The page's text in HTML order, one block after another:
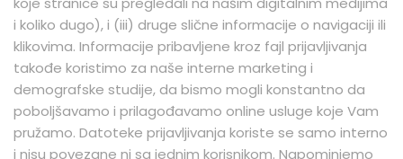
i koliko dugo), i (iii) druge slične informacije o navigaciji ili
klikovima. Informacije pribavljene kroz fajl prijavljivanja
takođe koristimo za naše interne marketing i
demografske studije, da bismo mogli konstantno da
poboljšavamo i prilagođavamo online usluge koje Vam
pružamo. Datoteke prijavljivanja koriste se samo interno
i nisu povezane ni sa jednim korisnikom. Napominjemo